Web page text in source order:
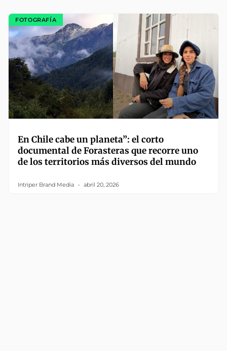
FOTOGRAFÍA
En Chile cabe un planeta”: el corto
documental de Forasteras que recorre uno
de los territorios más diversos del mundo
Intriper Brand Media abril 20, 2026